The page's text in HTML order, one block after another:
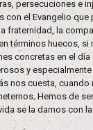
persecuciones e
con el Evangelio que
fraternidad, la
términos huecos, si
concretas en el día
y
nos cuesta, cuando
Hemos de
se la damos con